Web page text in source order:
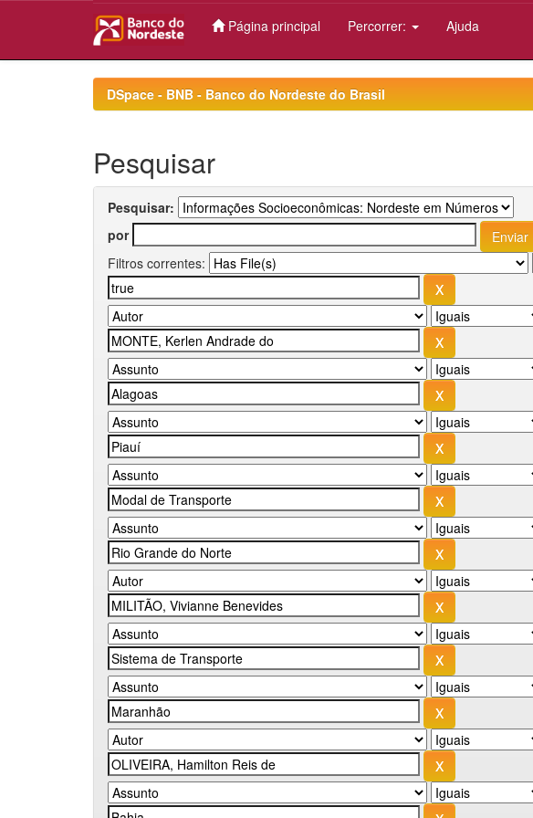
Página principal Percorrer: Ajuda
DSpace - BNB - Banco do Nordeste do Brasil
Pesquisar
Pesquisar:
por
Filtros correntes: